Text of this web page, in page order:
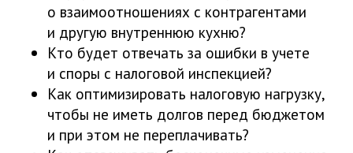
о взаимоотношениях с контрагентами
и другую внутреннюю кухню?
Кто будет отвечать за ошибки в учете
и споры с налоговой инспекцией?
Как оптимизировать налоговую нагрузку,
чтобы не иметь долгов перед бюджетом
и при этом не переплачивать?